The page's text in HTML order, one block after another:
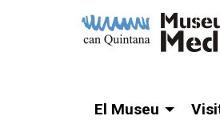
El Museu